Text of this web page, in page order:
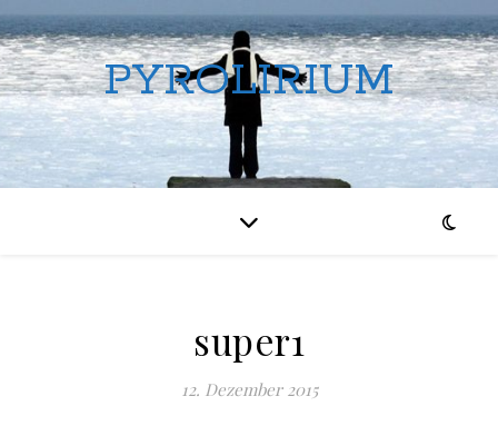
PYROLIRIUM
super1
12. Dezember 2015